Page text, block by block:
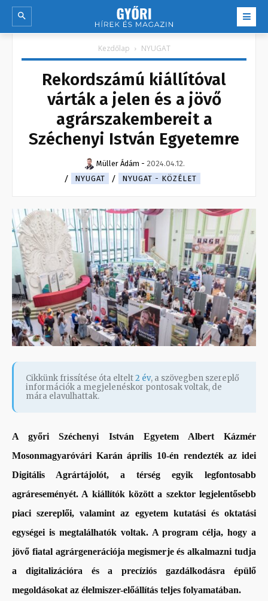
Kezdőlap NYUGAT
Rekordszámú kiállítóval
várták a jelen és a jövő
agrárszakembereit a
Széchenyi István Egyetemre
Müller Ádám - 2024.04.12.
NYUGAT
NYUGAT - KÖZÉLET
Cikkünk frissítése óta eltelt2 év, a szövegben szereplő
információk a megjelenéskor pontosak voltak, de
mára elavulhattak.
A győri Széchenyi István Egyetem Albert Kázmér
Mosonmagyaróvári Karán április 10-én rendezték az idei
Digitális Agrártájolót, a térség egyik legfontosabb
agráreseményét. A kiállítók között a szektor legjelentősebb
piaci szereplői, valamint az egyetem kutatási és oktatási
egységei is megtalálhatók voltak. A program célja, hogy a
jövő fiatal agrárgenerációja megismerje és alkalmazni tudja
a digitalizációra és a precíziós gazdálkodásra épülő
megoldásokat az élelmiszer-előállítás teljes folyamatában.